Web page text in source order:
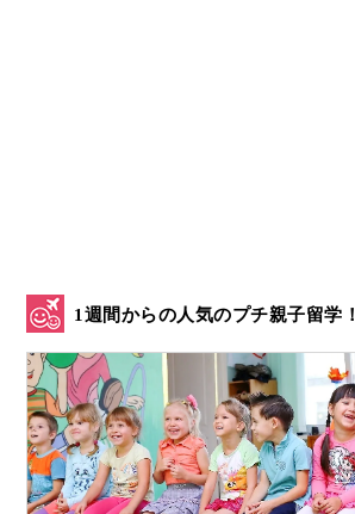
1週間からの人気のプチ親子留学！